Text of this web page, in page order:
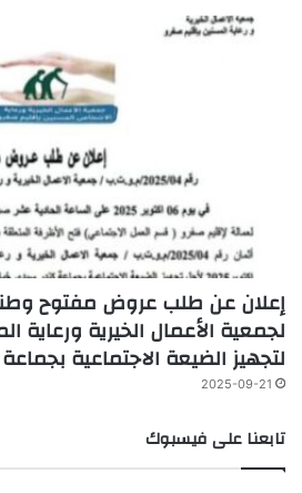
لجمعية الأعمال الخيرية ورعاية
لتجهيز الضيعة الاجتماعية
2025-09-21
تابعنا على فيسبوك